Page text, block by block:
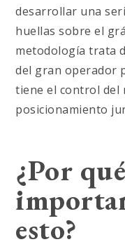
desarrollar una
huellas sobre el
metodología trata
del gran operador
tiene el control del
posicionamiento
¿Por
esto?